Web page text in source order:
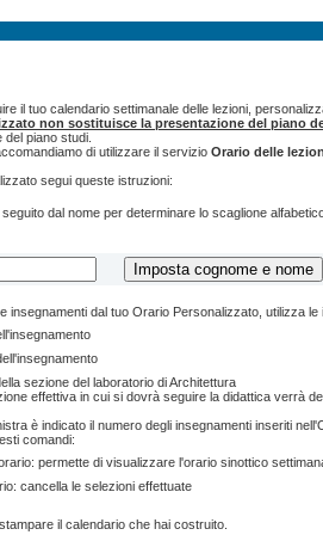
il tuo calendario settimanale delle lezioni,
non sostituisce la presentazione del piano
piano studi.
di utilizzare il servizio Orario delle
segui queste istruzioni:
dal nome per determinare lo scaglione
insegnamenti dal tuo Orario Personalizzato, utilizza
sezione del laboratorio di Architettura
effettiva in cui si dovrà seguire la didattica verrà
è indicato il numero degli insegnamenti inseriti
comandi:
permette di visualizzare l'orario sinottico
cancella le selezioni effettuate
il calendario che hai costruito.